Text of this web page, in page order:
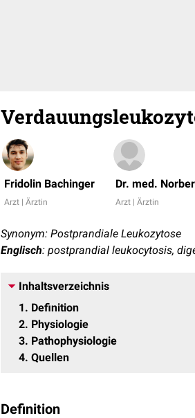
Fridolin Bachinger
Arzt | Ärztin
Dr. med.
Arzt | Ärztin
Synonym: Postprandiale Leukozytose
Englisch: postprandial leukocytosis,
Inhaltsverzeichnis
1
Definition
2 Physiologie
3 Pathophysiologie
4 Quellen
Definition